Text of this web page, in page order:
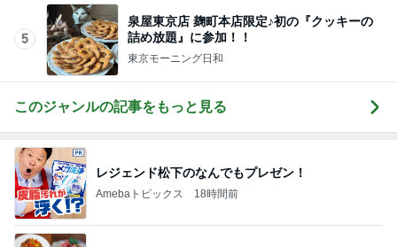
5
泉屋東京店 麹町本店限定♪初の『クッキーの
詰め放題』に参加！！
東京モーニング日和
このジャンルの記事をもっと見る
レジェンド松下のなんでもプレゼン！
Amebaトピックス 18時間前